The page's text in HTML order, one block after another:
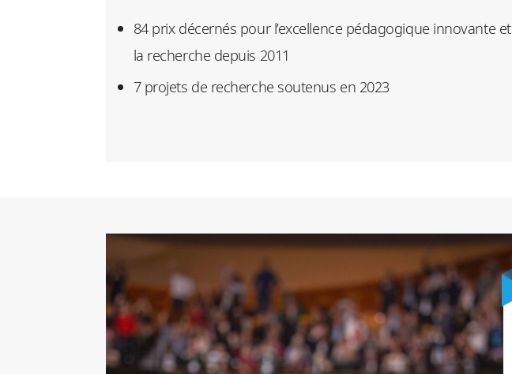
84 prix décernés pour l’excellence pédagogique innovante et
la recherche depuis 2011
7 projets de recherche soutenus en 2023